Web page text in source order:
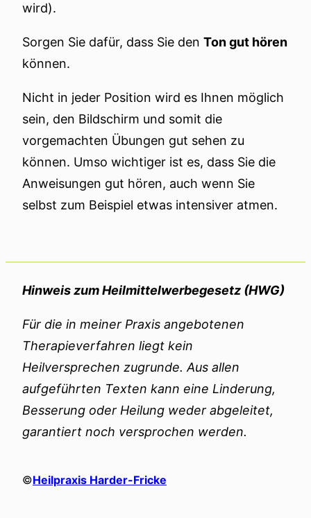
wird).
Sorgen Sie dafür, dass Sie den Ton gut hören
können.
Nicht in jeder Position wird es Ihnen möglich
sein, den Bildschirm und somit die
vorgemachten Übungen gut sehen zu
können. Umso wichtiger ist es, dass Sie die
Anweisungen gut hören, auch wenn Sie
selbst zum Beispiel etwas intensiver atmen.
Hinweis zum Heilmittelwerbegesetz (HWG)
Für die in meiner Praxis angebotenen
Therapieverfahren liegt kein
Heilversprechen zugrunde. Aus allen
aufgeführten Texten kann eine Linderung,
Besserung oder Heilung weder abgeleitet,
garantiert noch versprochen werden.
©Heilpraxis Harder-Fricke